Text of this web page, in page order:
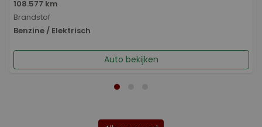
108.577 km
Brandstof
Benzine / Elektrisch
Auto bekijken